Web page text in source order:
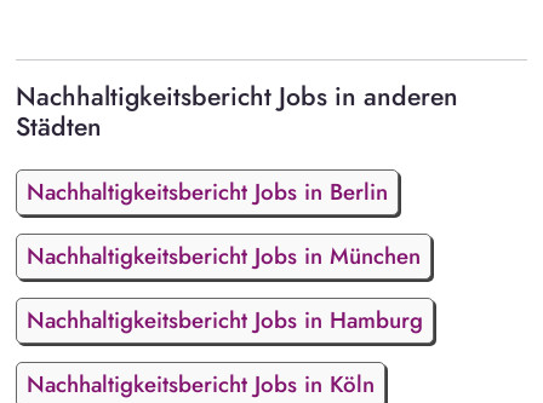
Nachhaltigkeitsbericht Jobs in anderen
Städten
Nachhaltigkeitsbericht Jobs in Berlin
Nachhaltigkeitsbericht Jobs in München
Nachhaltigkeitsbericht Jobs in Hamburg
Nachhaltigkeitsbericht Jobs in Köln